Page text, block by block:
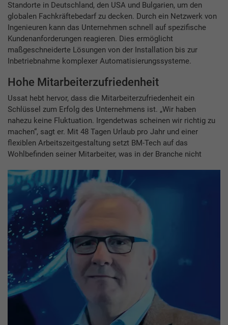
Standorte in Deutschland, den USA und Bulgarien, um den
globalen Fachkräftebedarf zu decken. Durch ein Netzwerk von
Ingenieuren kann das Unternehmen schnell auf spezifische
Kundenanforderungen reagieren. Dies ermöglicht
maßgeschneiderte Lösungen von der Installation bis zur
Inbetriebnahme komplexer Automatisierungssysteme.
Hohe Mitarbeiterzufriedenheit
Ussat hebt hervor, dass die Mitarbeiterzufriedenheit ein
Schlüssel zum Erfolg des Unternehmens ist. „Wir haben
nahezu keine Fluktuation. Irgendetwas scheinen wir richtig zu
machen“, sagt er. Mit 48 Tagen Urlaub pro Jahr und einer
flexiblen Arbeitszeitgestaltung setzt BM-Tech auf das
Wohlbefinden seiner Mitarbeiter, was in der Branche nicht